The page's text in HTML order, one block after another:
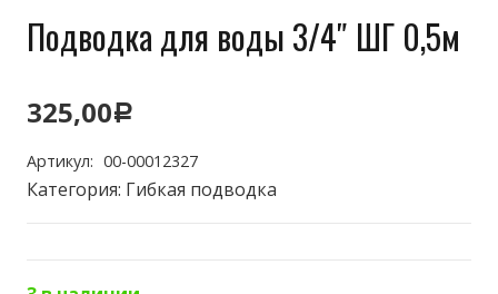
Подводка для воды 3/4″ ШГ 0,5м
325,00Р
Артикул: 00-00012327
Категория: Гибкая подводка